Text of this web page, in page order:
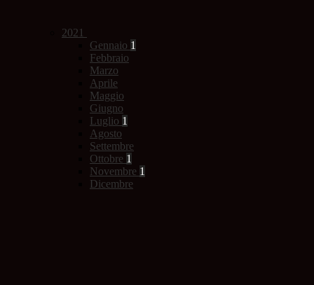
2021
Gennaio 1
Febbraio
Marzo
Aprile
Maggio
Giugno
Luglio 1
Agosto
Settembre
Ottobre 1
Novembre 1
Dicembre